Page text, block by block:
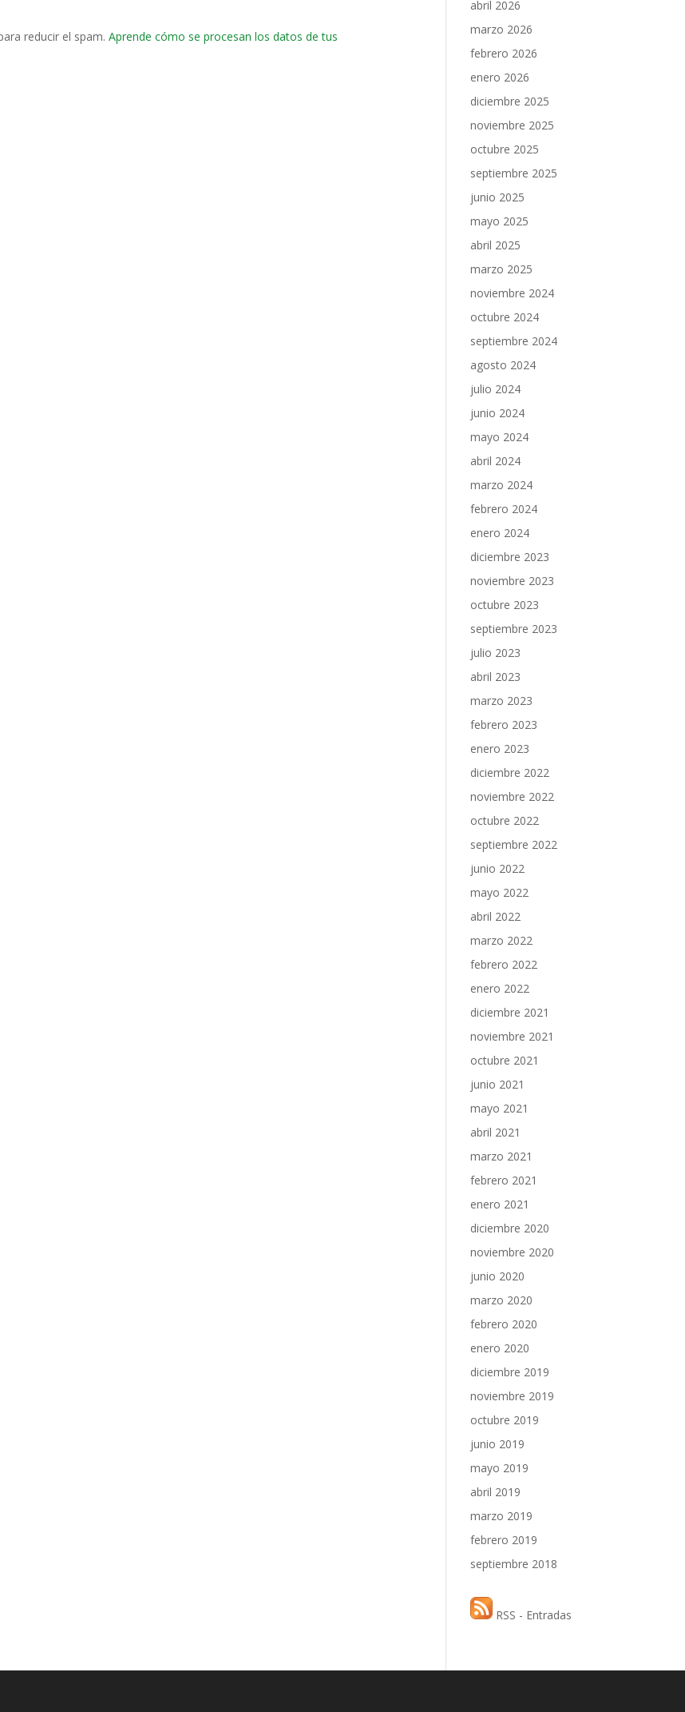
reducir el spam. Aprende cómo se procesan los datos de tus
abril 2026
marzo 2026
febrero 2026
enero 2026
diciembre 2025
noviembre 2025
octubre 2025
septiembre 2025
junio 2025
mayo 2025
abril 2025
marzo 2025
noviembre 2024
octubre 2024
septiembre 2024
agosto 2024
julio 2024
junio 2024
mayo 2024
abril 2024
marzo 2024
febrero 2024
enero 2024
diciembre 2023
noviembre 2023
octubre 2023
septiembre 2023
julio 2023
abril 2023
marzo 2023
febrero 2023
enero 2023
diciembre 2022
noviembre 2022
octubre 2022
septiembre 2022
junio 2022
mayo 2022
abril 2022
marzo 2022
febrero 2022
enero 2022
diciembre 2021
noviembre 2021
octubre 2021
junio 2021
mayo 2021
abril 2021
marzo 2021
febrero 2021
enero 2021
diciembre 2020
noviembre 2020
junio 2020
marzo 2020
febrero 2020
enero 2020
diciembre 2019
noviembre 2019
octubre 2019
junio 2019
mayo 2019
abril 2019
marzo 2019
febrero 2019
septiembre 2018
RSS - Entradas